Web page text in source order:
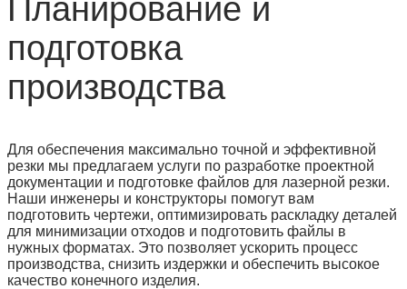
Планирование и
подготовка
производства
Для обеспечения максимально точной и эффективной
резки мы предлагаем услуги по разработке проектной
документации и подготовке файлов для лазерной резки.
Наши инженеры и конструкторы помогут вам
подготовить чертежи, оптимизировать раскладку деталей
для минимизации отходов и подготовить файлы в
нужных форматах. Это позволяет ускорить процесс
производства, снизить издержки и обеспечить высокое
качество конечного изделия.